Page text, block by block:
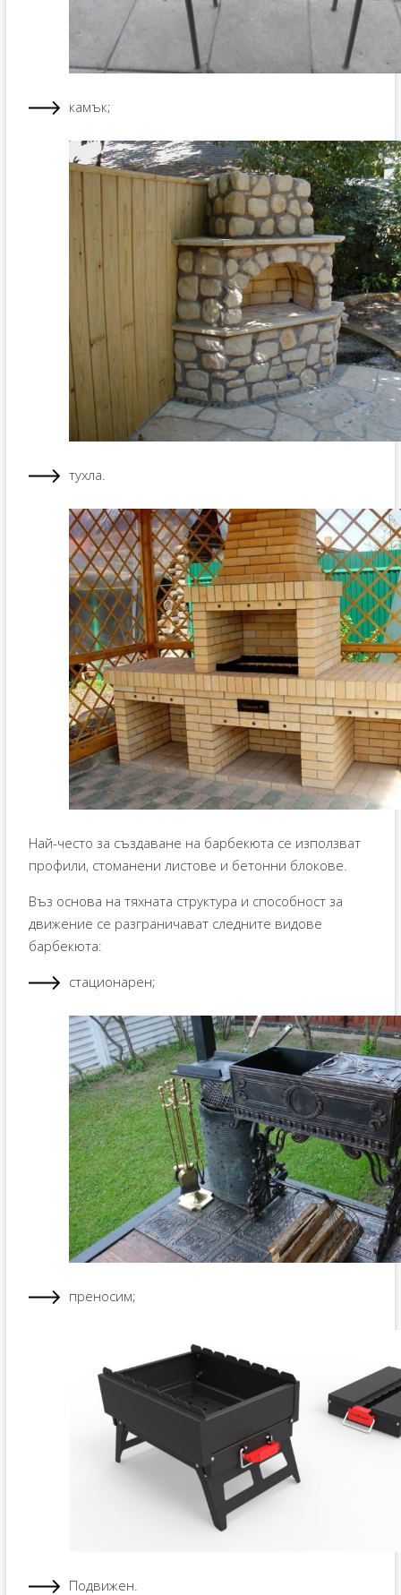
камък;
тухла.
Най-често за създаване на барбекюта се използват
профили, стоманени листове и бетонни блокове.
Въз основа на тяхната структура и способност за
движение се разграничават следните видове
барбекюта:
стационарен;
преносим;
Подвижен.